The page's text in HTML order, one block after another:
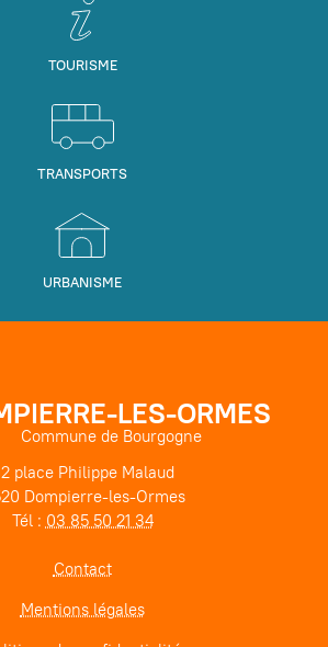
TOURISME
TRANSPORTS
URBANISME
LES-ORMES
Commune de Bourgogne
place Philippe Malaud
Dompierre-les-Ormes
Tél : 03 85 50 21 34
Contact
Mentions légales